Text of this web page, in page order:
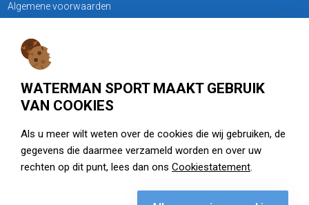
WATERMAN SPORT MAAKT GEBRUIK
VAN COOKIES
Als u meer wilt weten over de cookies die wij gebruiken, de
gegevens die daarmee verzameld worden en over uw
rechten op dit punt, lees dan ons Cookiestatement
Algemene voorwaarden
KLANTENSERVICE
020 - 6901044
Openingstijden
zie watermansport.nl